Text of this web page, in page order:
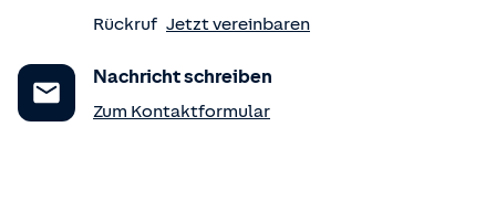
Rückruf Jetzt vereinbaren
Nachricht schreiben
Zum Kontaktformular